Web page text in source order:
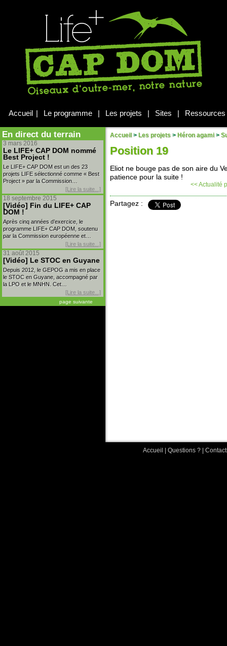
Accueil | Le programme | Les projets | Sites | Ressources
En direct du terrain
3 mars 2016
Le LIFE+ CAP DOM nommé
Best Project !
Le LIFE+ CAP DOM est un des 23
projets LIFE sélectionné comme « Best
Project » par la Commission…
[Lire la suite...]
18 septembre 2015
[Vidéo] Fin du LIFE+ CAP
DOM !
Après cinq années d’exercice, le
programme LIFE+ CAP DOM, soutenu
par la Commission européenne et…
[Lire la suite...]
31 août 2015
[Vidéo] Le STOC en Guyane
Depuis 2012, le GEPOG a mis en place
le STOC en Guyane, accompagné par
la LPO et le MNHN. Cet…
[Lire la suite...]
page suivante
Accueil > Les projets > Héron agami >
Position 19
Eliot ne bouge pas de son aire du
patience pour la suite !
<< Actualité
Partagez :
Accueil Questions ?